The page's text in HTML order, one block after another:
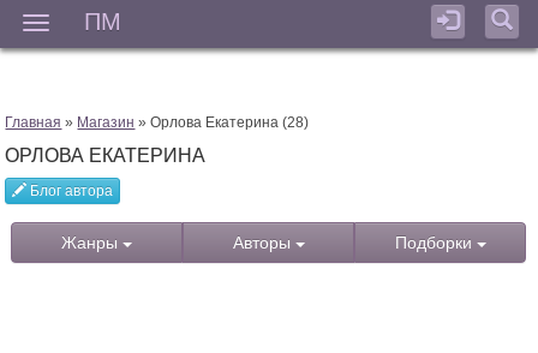
ПМ
Главная » Магазин » Орлова Екатерина (28)
ОРЛОВА ЕКАТЕРИНА
Блог автора
Жанры Авторы Подборки